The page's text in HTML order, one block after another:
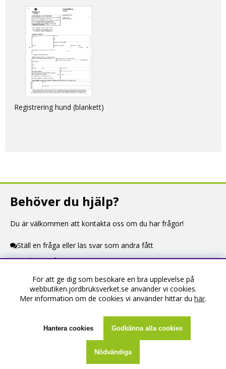
dogs, cats and ferrets into
and within the EU
Registrering hund (blankett)
Behöver du hjälp?
Du är välkommen att kontakta oss om du har frågor!
Ställ en fråga eller läs svar som andra fått
Kontaktuppgifter
Information
Köpevillkor
För att ge dig som besökare en bra upplevelse på
webbutiken.jordbruksverket.se använder vi cookies.
Mer information om de cookies vi använder hittar du här.
Hantera cookies Godkänna alla cookies
Nödvändiga